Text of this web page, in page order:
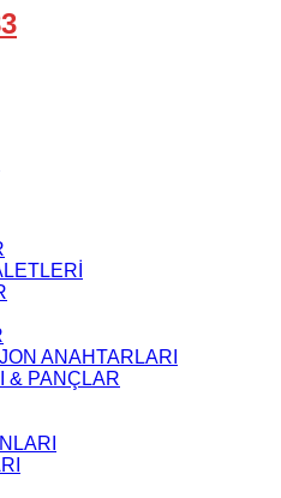
ANAHTARLARI
& PANÇLAR